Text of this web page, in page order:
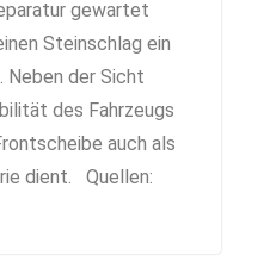
gewartet
Steinschlag ein
Neben der Sicht
des Fahrzeugs
auch als
dient. Quellen: